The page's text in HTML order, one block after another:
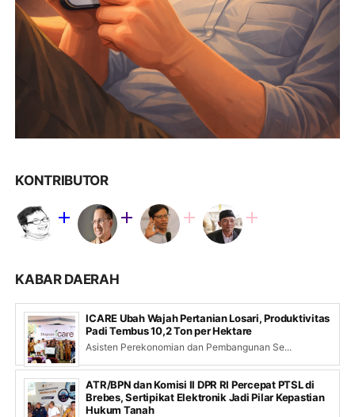
KONTRIBUTOR
KABAR DAERAH
ICARE Ubah Wajah Pertanian Losari, Produktivitas
Padi Tembus 10,2 Ton per Hektare
Asisten Perekonomian dan Pembangunan Se...
ATR/BPN dan Komisi II DPR RI Percepat PTSL di
Brebes, Sertipikat Elektronik Jadi Pilar Kepastian
Hukum Tanah